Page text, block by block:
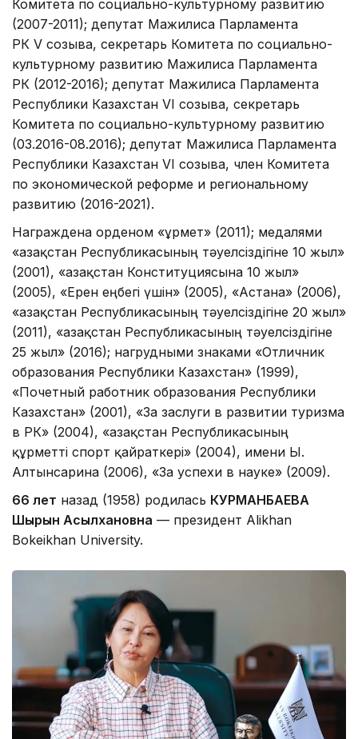
Комитета по социально-культурному развитию
(2007-2011); депутат Мажилиса Парламента
РК V созыва, секретарь Комитета по социально-
культурному развитию Мажилиса Парламента
РК (2012-2016); депутат Мажилиса Парламента
Республики Казахстан VI созыва, секретарь
Комитета по социально-культурному развитию
(03.2016-08.2016); депутат Мажилиса Парламента
Республики Казахстан VI созыва, член Комитета
по экономической реформе и региональному
развитию (2016-2021).
Награждена орденом «Құрмет» (2011); медалями
«Қазақстан Республикасының тәуелсiздiгiне 10 жыл»
(2001), «Қазақстан Конституциясына 10 жыл»
(2005), «Ерен еңбегі үшін» (2005), «Астана» (2006),
«Қазақстан Республикасының тәуелсіздігіне 20 жыл»
(2011), «Қазақстан Республикасының тәуелсіздігіне
25 жыл» (2016); нагрудными знаками «Отличник
образования Республики Казахстан» (1999),
«Почетный работник образования Республики
Казахстан» (2001), «За заслуги в развитии туризма
в РК» (2004), «Қазақстан Республикасының
құрметті спорт қайраткері» (2004), имени Ы.
Алтынсарина (2006), «За успехи в науке» (2009).
66 лет назад (1958) родилась КУРМАНБАЕВА
Шырын Асылхановна — президент Alikhan
Bokeikhan University.